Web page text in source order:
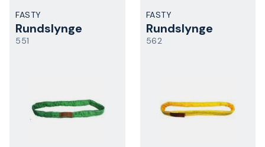
FASTY
Rundslynge
551
FASTY
Rundslynge
562